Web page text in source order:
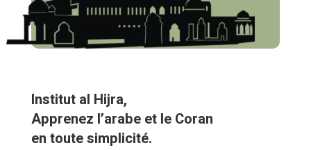
Institut al Hijra,
Apprenez l’arabe et le Coran
en toute simplicité.